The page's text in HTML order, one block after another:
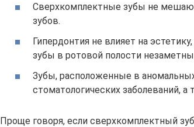
Сверхкомплектные зубы не
зубов.
Гипердонтия не влияет на
зубы в ротовой полости
Зубы, расположенные в
стоматологических заболеваний,
Проще говоря, если сверхкомплектный